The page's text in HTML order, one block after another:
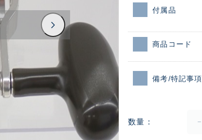
付属品
商品コード
備考/特記事項
数量